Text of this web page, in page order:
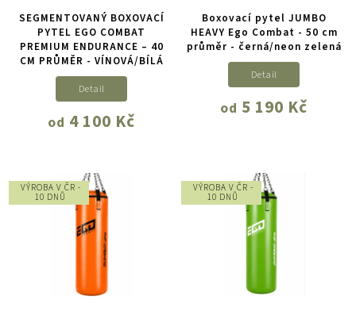
SEGMENTOVANÝ BOXOVACÍ
PYTEL EGO COMBAT
PREMIUM ENDURANCE – 40
CM PRŮMĚR - VÍNOVÁ/BÍLÁ
od 4 100 Kč
Detail
Boxovací pytel JUMBO
HEAVY Ego Combat - 50 cm
průměr - černá/neon zelená
od 5 190 Kč
Detail
VÝROBA V ČR -
10 DNŮ
VÝROBA V ČR -
10 DNŮ